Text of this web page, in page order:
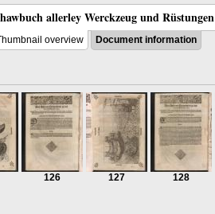
allerley Werckzeug und Rüstungen
overview Document information
126 127 128